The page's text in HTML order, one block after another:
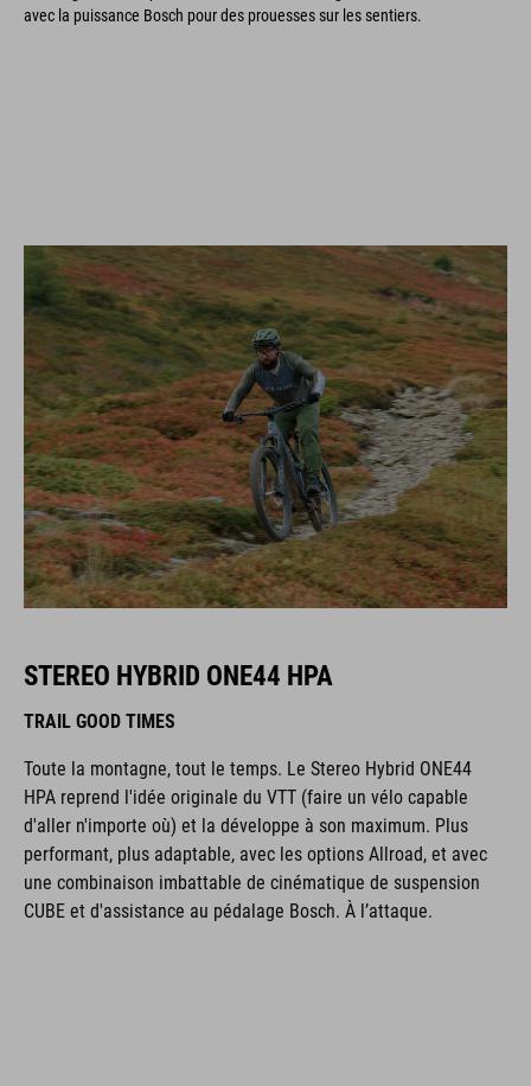
avec la puissance Bosch pour des prouesses sur les sentiers.
STEREO HYBRID ONE44 HPA
TRAIL GOOD TIMES
Toute la montagne, tout le temps. Le Stereo Hybrid ONE44
HPA reprend l'idée originale du VTT (faire un vélo capable
d'aller n'importe où) et la développe à son maximum. Plus
performant, plus adaptable, avec les options Allroad, et avec
une combinaison imbattable de cinématique de suspension
CUBE et d'assistance au pédalage Bosch. À l’attaque.